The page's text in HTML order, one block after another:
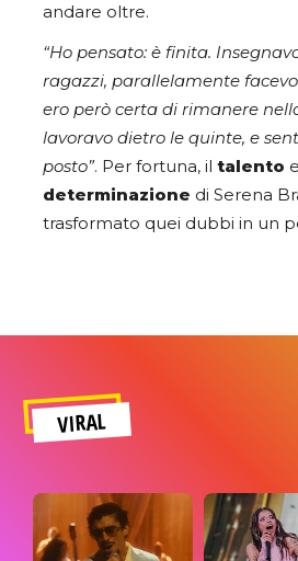
andare oltre.
“Ho pensato: è finita.
ragazzi, parallelamente
ero però certa di rimanere
lavoravo dietro le quinte, e
posto”. Per fortuna, il talento
determinazione di Serena
trasformato quei dubbi in un
VIRAL